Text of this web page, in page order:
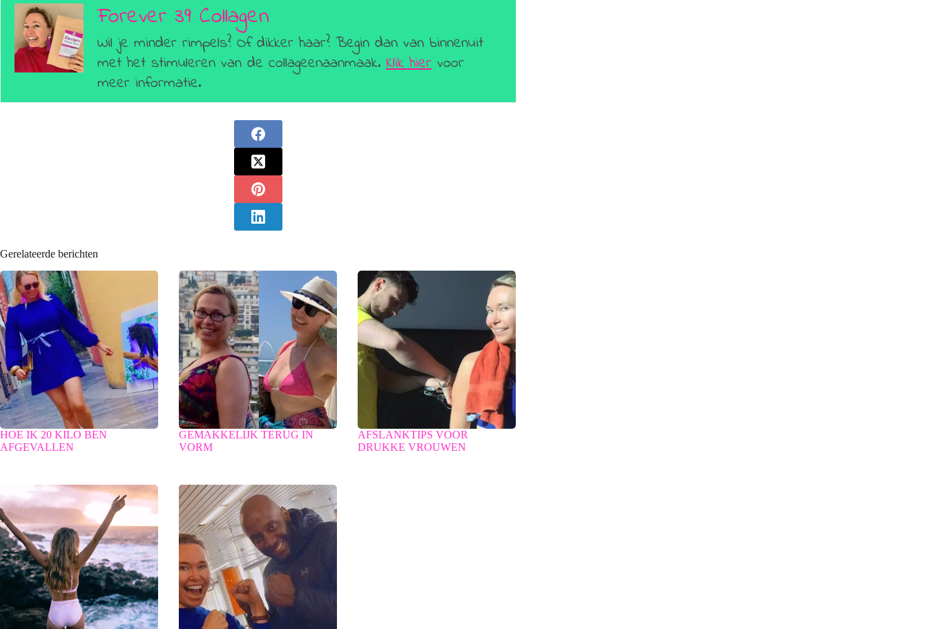
Forever 39 Collagen
Wil je minder rimpels? Of dikker haar? Begin dan van binnenuit
met het stimuleren van de collageenaanmaak. Klik hier voor
meer informatie.
Gerelateerde berichten
HOE IK 20 KILO BEN
AFGEVALLEN
GEMAKKELIJK TERUG IN
VORM
AFSLANKTIPS VOOR
DRUKKE VROUWEN